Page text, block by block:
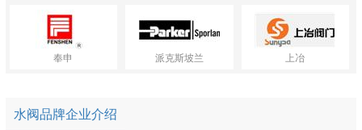
奉申 派克斯坡兰 上冶
水阀品牌企业介绍